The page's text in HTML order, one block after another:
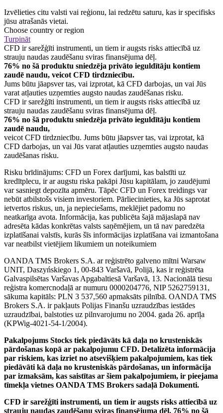
Izvēlieties citu valsti vai reģionu, lai redzētu saturu, kas ir specifisks
jūsu atrašanās vietai.
Choose country or region
Turpināt
CFD ir sarežģīti instrumenti, un tiem ir augsts risks attiecībā uz
strauju naudas zaudēšanu sviras finansējuma dēļ.
76% no šā produktu sniedzēja privāto ieguldītāju kontiem
zaudē naudu, veicot CFD tirdzniecību.
Jums būtu jāapsver tas, vai izprotat, kā CFD darbojas, un vai Jūs
varat atļauties uzņemties augsto naudas zaudēšanas risku.
CFD ir sarežģīti instrumenti, un tiem ir augsts risks attiecībā uz
strauju naudas zaudēšanu sviras finansējuma dēļ.
76% no šā produktu sniedzēja privāto ieguldītāju kontiem
zaudē naudu,
veicot CFD tirdzniecību. Jums būtu jāapsver tas, vai izprotat, kā
CFD darbojas, un vai Jūs varat atļauties uzņemties augsto naudas
zaudēšanas risku.
Risku brīdinājums: CFD un Forex darījumi, kas balstīti uz
kredītplecu, ir ar augstu riska pakāpi Jūsu kapitālam, jo zaudējumi
var sasniegt depozīta apmēru. Tāpēc CFD un Forex treidings var
nebūt atbilstošs visiem investoriem. Pārliecinieties, ka Jūs saprotat
ietvertos riskus, un, ja nepieciešams, meklējiet padomu no
neatkarīga avota. Informācija, kas publicēta šajā mājaslapā nav
adresēta kādas konkrētas valsts saņēmējiem, un tā nav paredzēta
izplatīšanai valstīs, kurās šīs informācijas izplatīšana vai izmantošana
var neatbilst vietējiem likumiem un noteikumiem
OANDA TMS Brokers S.A. ar reģistrēto galveno mītni Warsaw
UNIT, Daszyńskiego 1, 00-843 Varšavā, Polijā, kas ir reģistrēta
Galvaspilsētas Varšavas Apgabaltiesā Varšavā, 13. Nacionālā tiesu
reģistra komercnodaļā ar numuru 0000204776, NIP 5262759131,
sākuma kapitāls: PLN 3 537,560 apmaksāts pilnībā. OANDA TMS
Brokers S.A. ir pakļauts Polijas Finanšu uzraudzības iestādes
uzraudzībai, balstoties uz pilnvarojumu no 2004. gada 26. aprīļa
(KPWig-4021-54-1/2004).
Pakalpojums Stocks tiek piedāvāts kā daļa no krusteniskās
pārdošanas kopā ar pakalpojumu CFD. Detalizēta informācija
par riskiem, kas izriet no atsevišķiem pakalpojumiem, kas tiek
piedāvāti kā daļa no krusteniskās pārdošanas, un informācija
par izmaksām, kas saistītas ar šiem pakalpojumiem, ir pieejama
tīmekļa vietnes OANDA TMS Brokers sadaļā Dokumenti.
CFD ir sarežģīti instrumenti, un tiem ir augsts risks attiecībā uz
strauju naudas zaudēšanu sviras finansējuma dēļ. 76% no šā